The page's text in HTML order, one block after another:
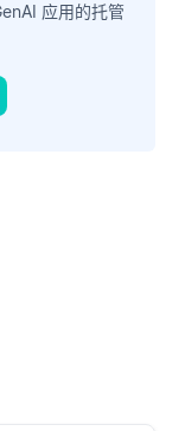
应用的托管